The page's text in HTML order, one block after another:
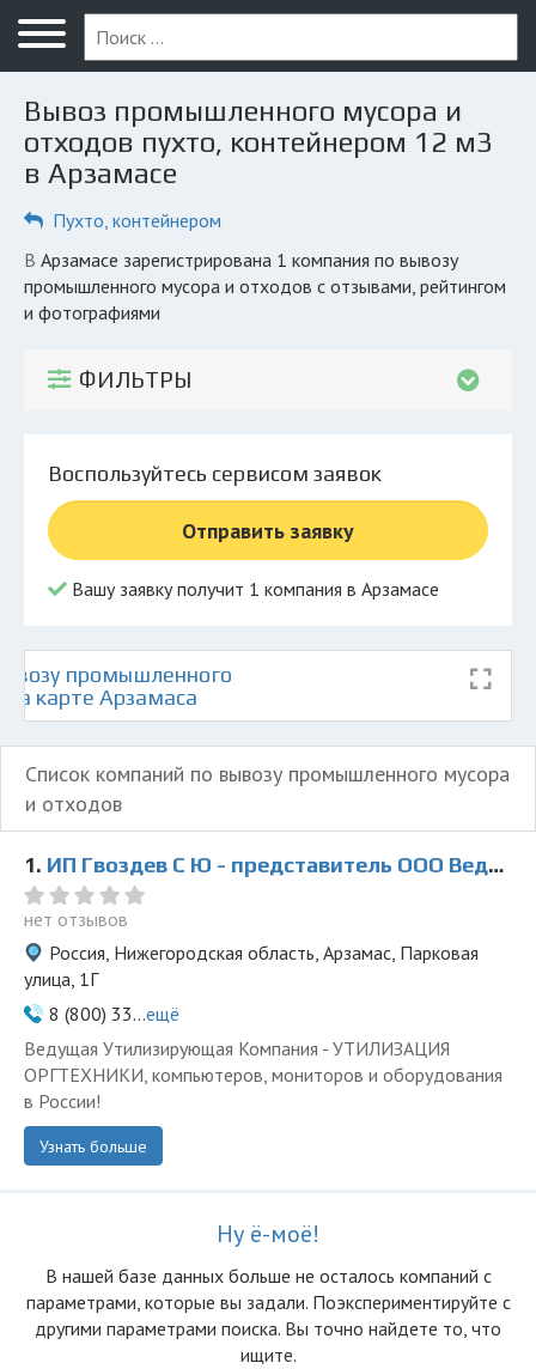
Меню
Главная
Вопрос юристу
Арзамас
ПОЛЬЗОВАТЕЛЯМ
Компании
Экоблог
Личный кабинет
Вывоз промышленного мусора и
отходов пухто, контейнером 12 м3
в Арзамасе
Пухто, контейнером
в Арзамасе зарегистрирована 1 компания по вывозу
промышленного мусора и отходов с отзывами, рейтингом
и фотографиями
ФИЛЬТРЫ
Воспользуйтесь сервисом заявок
Отправить заявку
Вашу заявку получит 1 компания в Арзамасе
промышленного
карте Арзамаса
Список компаний по вывозу промышленного мусора
и отходов
1. ИП Гвоздев С Ю - представитель ООО Ведущая Утилизирующая Компания
нет отзывов
Россия, Нижегородская область, Арзамас, Парковая
улица, 1Г
8 (800) 33...ещё
Ведущая Утилизирующая Компания - УТИЛИЗАЦИЯ
ОРГТЕХНИКИ, компьютеров, мониторов и оборудования
в России!
Узнать больше
Ну ё-моё!
В нашей базе данных больше не осталоcь компаний с
параметрами, которые вы задали. Поэкспериментируйте с
другими параметрами поиска. Вы точно найдете то, что
ищите.